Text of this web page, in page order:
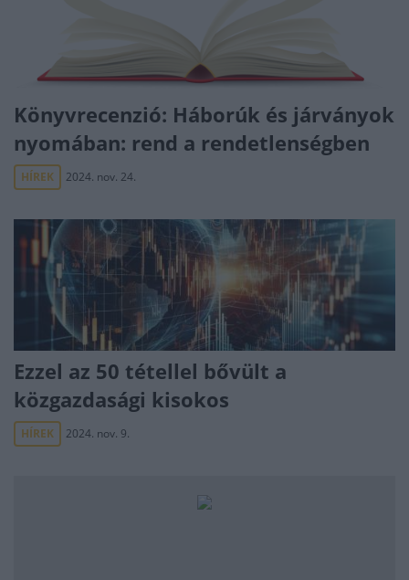
Könyvrecenzió: Háborúk és járványok
nyomában: rend a rendetlenségben
HÍREK 2024. nov. 24.
Ezzel az 50 tétellel bővült a
közgazdasági kisokos
HÍREK 2024. nov. 9.